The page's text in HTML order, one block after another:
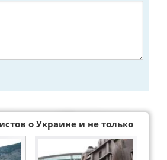
о Украине и не только